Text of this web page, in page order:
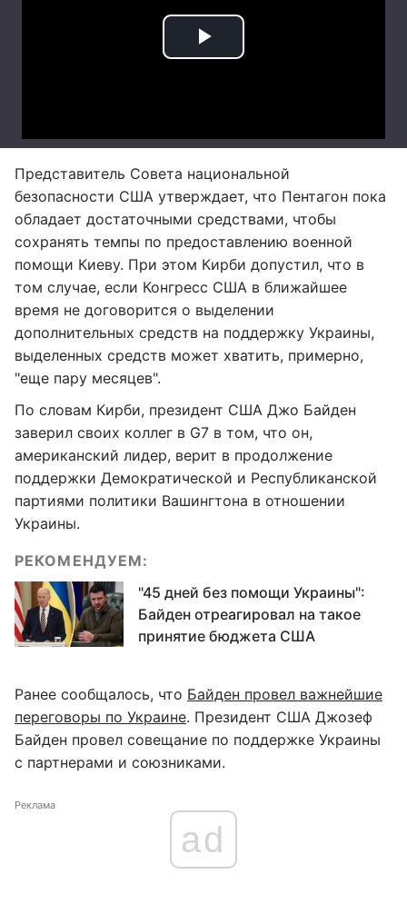
Представитель Совета национальной
безопасности США утверждает, что Пентагон пока
обладает достаточными средствами, чтобы
сохранять темпы по предоставлению военной
помощи Киеву. При этом Кирби допустил, что в
том случае, если Конгресс США в ближайшее
время не договорится о выделении
дополнительных средств на поддержку Украины,
выделенных средств может хватить, примерно,
"еще пару месяцев".
По словам Кирби, президент США Джо Байден
заверил своих коллег в G7 в том, что он,
американский лидер, верит в продолжение
поддержки Демократической и Республиканской
партиями политики Вашингтона в отношении
Украины.
РЕКОМЕНДУЕМ:
"45 дней без помощи Украины":
Байден отреагировал на такое
принятие бюджета США
Ранее сообщалось, что Байден провел важнейшие
переговоры по Украине. Президент США Джозеф
Байден провел совещание по поддержке Украины
с партнерами и союзниками.
Реклама
ad